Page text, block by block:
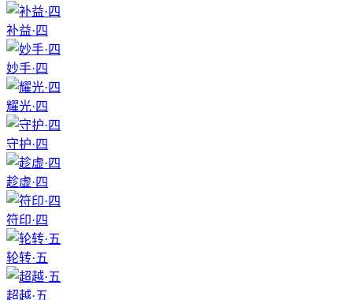
补益·四
妙手·四
耀光·四
守护·四
趁虚·四
符印·四
轮转·五
超越·五